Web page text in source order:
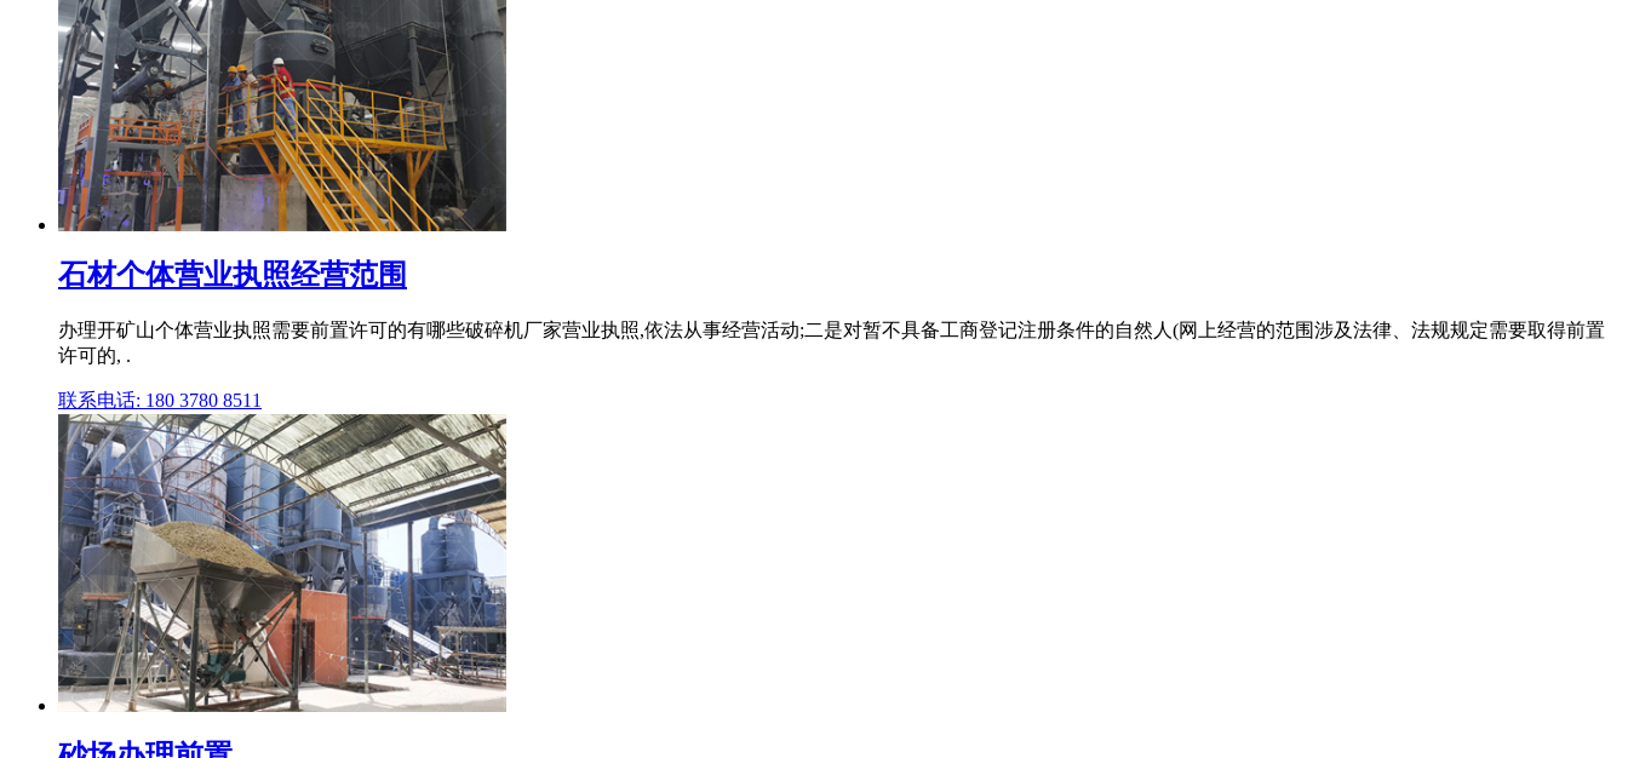
石材个体营业执照经营范围
办理开矿山个体营业执照需要前置许可的有哪些破碎机厂家营业执照,依法从事经营活动;二是对暂不具备工商登记注册条件的自然人(网上经营的范围涉及法律、法规规定需要取得前置
许可的, .
联系电话: 180 3780 8511